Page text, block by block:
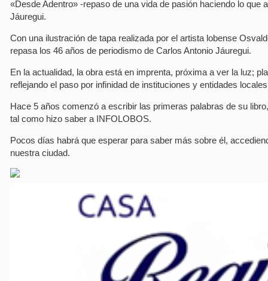
«Desde Adentro» -repaso de una vida de pasión haciendo lo
Jáuregui.
Con una ilustración de tapa realizada por el artista lobense
repasa los 46 años de periodismo de Carlos Antonio Jáuregui.
En la actualidad, la obra está en imprenta, próxima a ver la luz;
reflejando el paso por infinidad de instituciones y entidades
Hace 5 años comenzó a escribir las primeras palabras de su
tal como hizo saber a INFOLOBOS.
Pocos días habrá que esperar para saber más sobre él,
nuestra ciudad.